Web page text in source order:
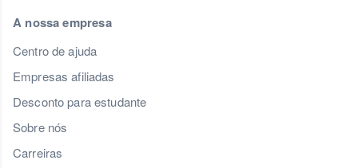
A nossa empresa
Centro de ajuda
Empresas afiliadas
Desconto para estudante
Sobre nós
Carreiras